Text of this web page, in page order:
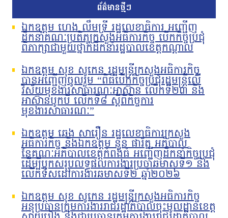
ព័ត៌មានថ្មីៗ
ឯកឧត្តម ហេង លឹមទ្រី រដ្ឋលេខាធិការ អញ្ជើញ
ដឹកនាំគណៈប្រតិភូក្រសួងអធិការកិច្ច បើកកិច្ចប្រជុំ
ពិភាក្សាជាមួយថ្នាក់ដឹកនាំរដ្ឋបាលខេត្តកណ្តាល
ឯកឧត្តម សុខ សូកេន រដ្ឋមន្រ្តីក្រសួងអធិការកិច្ច
បានអញ្ជើញចូលរួម “ពិធីបើកកិច្ចប្រជុំរដ្ឋមន្ត្រីលើ
វិស័យមុខងារសាធារណៈអាស៊ាន លើកទី២៣ និង
អាស៊ានបូកបី លើកទី៨ ស្តីពីកិច្ចការ
មុខងារសាធារណៈ”
ឯកឧត្តម ឆេង សារឿន រដ្ឋលេខាធិការក្រសួង
អធិការកិច្ច និងឯកឧត្តម នួន ផារ័ត្ន អភិបាល
នៃគណៈអភិបាលខេត្តកំពង់ធំ អញ្ជើញដឹកនាំកិច្ចប្រជុំ
ដើម្បីបូកសរុបលទ្ធផលការងារប្រចាំឆមាសទី១ និង
លើកទិសដៅការងារឆមាសទី២ ឆ្នាំ២០២៦
ឯកឧត្តម សុខ សូកេន រដ្ឋមន្រ្តីក្រសួងអធិការកិច្ច
អនុប្រធានក្រុមការងាររាជរដ្ឋាភិបាលចុះមូលដ្ឋានខេត្ត